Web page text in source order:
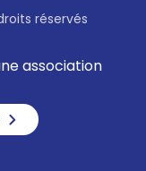
réservés
association